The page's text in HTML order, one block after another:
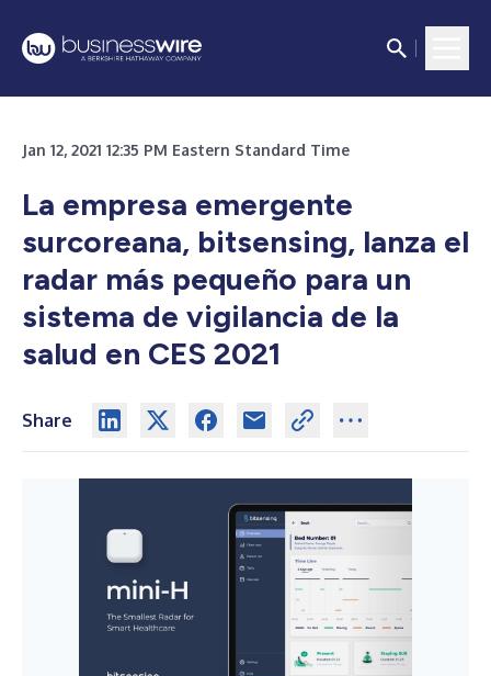
Jan 12, 2021 12:35 PM Eastern Standard Time
La empresa emergente
surcoreana, bitsensing, lanza el
radar más pequeño para un
sistema de vigilancia de la
salud en CES 2021
Share